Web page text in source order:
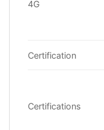
4G
Certification
Certifications